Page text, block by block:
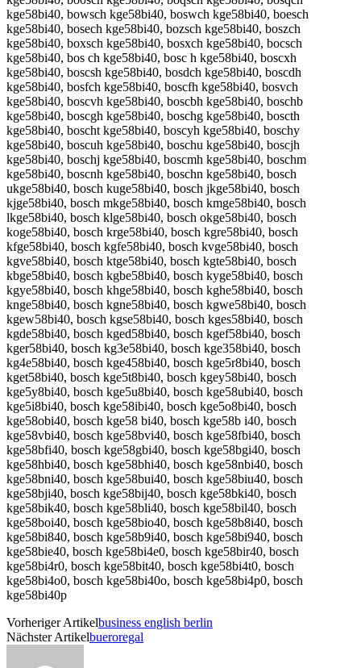
kge58bi40, bowsch kge58bi40, boswch kge58bi40, boesch
kge58bi40, bosech kge58bi40, bozsch kge58bi40, boszch
kge58bi40, boxsch kge58bi40, bosxch kge58bi40, bocsch
kge58bi40, bos ch kge58bi40, bosc h kge58bi40, boscxh
kge58bi40, boscsh kge58bi40, bosdch kge58bi40, boscdh
kge58bi40, bosfch kge58bi40, boscfh kge58bi40, bosvch
kge58bi40, boscvh kge58bi40, boscbh kge58bi40, boschb
kge58bi40, boscgh kge58bi40, boschg kge58bi40, boscth
kge58bi40, boscht kge58bi40, boscyh kge58bi40, boschy
kge58bi40, boscuh kge58bi40, boschu kge58bi40, boscjh
kge58bi40, boschj kge58bi40, boscmh kge58bi40, boschm
kge58bi40, boscnh kge58bi40, boschn kge58bi40, bosch
ukge58bi40, bosch kuge58bi40, bosch jkge58bi40, bosch
kjge58bi40, bosch mkge58bi40, bosch kmge58bi40, bosch
lkge58bi40, bosch klge58bi40, bosch okge58bi40, bosch
koge58bi40, bosch krge58bi40, bosch kgre58bi40, bosch
kfge58bi40, bosch kgfe58bi40, bosch kvge58bi40, bosch
kgve58bi40, bosch ktge58bi40, bosch kgte58bi40, bosch
kbge58bi40, bosch kgbe58bi40, bosch kyge58bi40, bosch
kgye58bi40, bosch khge58bi40, bosch kghe58bi40, bosch
knge58bi40, bosch kgne58bi40, bosch kgwe58bi40, bosch
kgew58bi40, bosch kgse58bi40, bosch kges58bi40, bosch
kgde58bi40, bosch kged58bi40, bosch kgef58bi40, bosch
kger58bi40, bosch kg3e58bi40, bosch kge358bi40, bosch
kg4e58bi40, bosch kge458bi40, bosch kge5r8bi40, bosch
kget58bi40, bosch kge5t8bi40, bosch kgey58bi40, bosch
kge5y8bi40, bosch kge5u8bi40, bosch kge58ubi40, bosch
kge5i8bi40, bosch kge58ibi40, bosch kge5o8bi40, bosch
kge58obi40, bosch kge58 bi40, bosch kge58b i40, bosch
kge58vbi40, bosch kge58bvi40, bosch kge58fbi40, bosch
kge58bfi40, bosch kge58gbi40, bosch kge58bgi40, bosch
kge58hbi40, bosch kge58bhi40, bosch kge58nbi40, bosch
kge58bni40, bosch kge58bui40, bosch kge58biu40, bosch
kge58bji40, bosch kge58bij40, bosch kge58bki40, bosch
kge58bik40, bosch kge58bli40, bosch kge58bil40, bosch
kge58boi40, bosch kge58bio40, bosch kge58b8i40, bosch
kge58bi840, bosch kge58b9i40, bosch kge58bi940, bosch
kge58bie40, bosch kge58bi4e0, bosch kge58bir40, bosch
kge58bi4r0, bosch kge58bit40, bosch kge58bi4t0, bosch
kge58bi4o0, bosch kge58bi40o, bosch kge58bi4p0, bosch
kge58bi40p
Vorheriger Artikelbusiness english berlin
Nächster Artikelbueroregal